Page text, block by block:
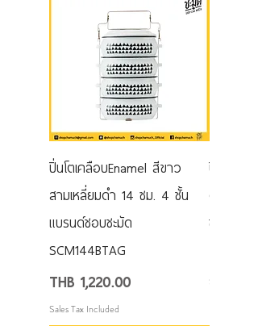
ปิ่นโตเคลือบEnamel สีขาว
สามเหลี่ยมดำ 14 ซม. 4 ชั้น
แบรนด์ชอบชะมัด
SCM144BTAG
Price
THB 1,220.00
Sales Tax Included
ปิ่นโตเคลื
ดำ 14 ซ
ชะมัด
Sales Tax